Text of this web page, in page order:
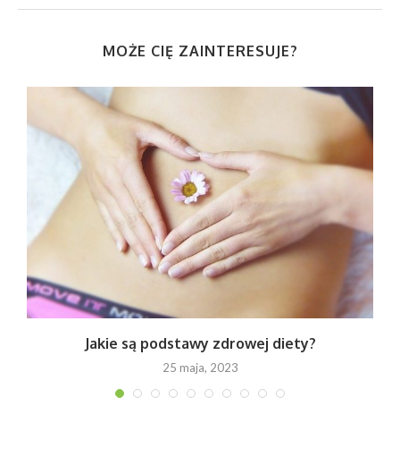
MOŻE CIĘ ZAINTERESUJE?
Jakie są podstawy zdrowej diety?
25 maja, 2023